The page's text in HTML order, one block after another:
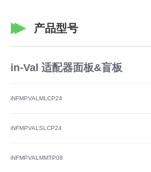
产品型号
in-Val 适配器面板&盲板
iNFMPVALMLCP24
iNFMPVALSLCP24
iNFMPVALMMTP08